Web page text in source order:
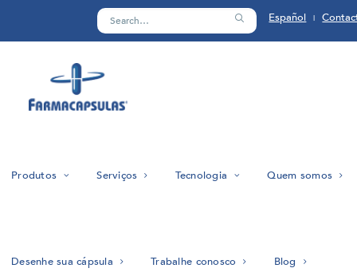
Español |
Produtos Serviços Tecnologia Quem somos
Desenhe sua cápsula Trabalhe conosco Blog